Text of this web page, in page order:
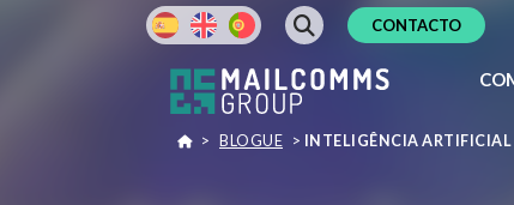
CONTACTO
> BLOGUE > INTELIGÊNCIA